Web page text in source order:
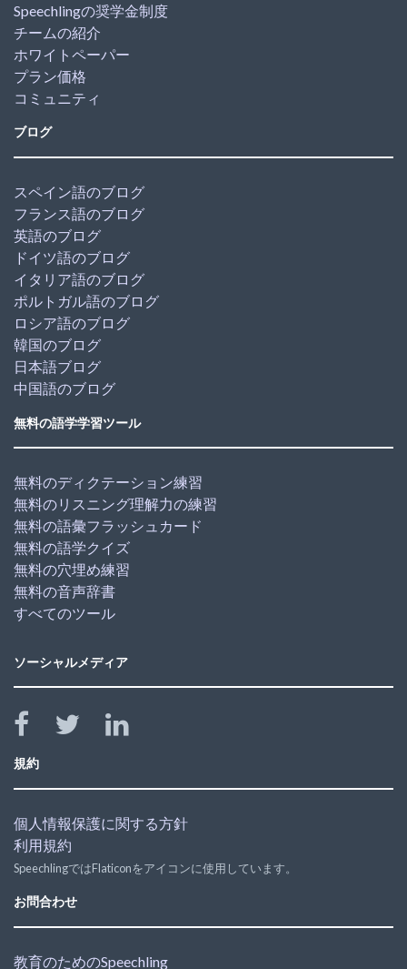
Speechlingの奨学金制度
チームの紹介
ホワイトペーパー
プラン価格
コミュニティ
ブログ
スペイン語のブログ
フランス語のブログ
英語のブログ
ドイツ語のブログ
イタリア語のブログ
ポルトガル語のブログ
ロシア語のブログ
韓国のブログ
日本語ブログ
中国語のブログ
無料の語学学習ツール
無料のディクテーション練習
無料のリスニング理解力の練習
無料の語彙フラッシュカード
無料の語学クイズ
無料の穴埋め練習
無料の音声辞書
すべてのツール
ソーシャルメディア
規約
個人情報保護に関する方針
利用規約
SpeechlingではFlaticonをアイコンに使用しています。
お問合わせ
教育のためのSpeechling